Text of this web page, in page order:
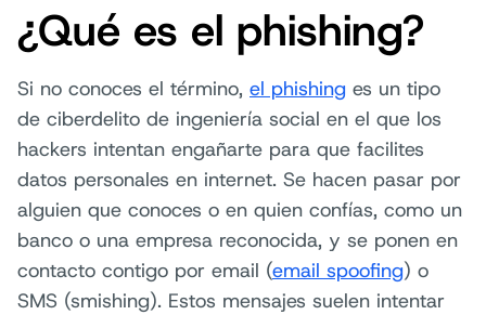
¿Qué es el phishing?
Si no conoces el término, el phishing es un tipo
de ciberdelito de ingeniería social en el que los
hackers intentan engañarte para que facilites
datos personales en internet. Se hacen pasar por
alguien que conoces o en quien confías, como un
banco o una empresa reconocida, y se ponen en
contacto contigo por email (email spoofing) o
SMS (smishing). Estos mensajes suelen intentar